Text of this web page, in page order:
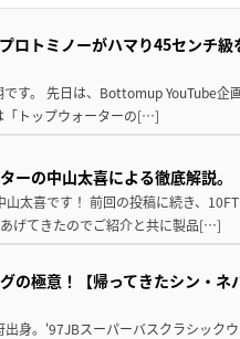
ロトミノーがハマり45センチ級
す。 先日は、Bottomup YouTube企
「トップウォーターの[…]
ーの中山太喜による徹底解説。
太喜です！ 前回の投稿に続き、
げてきたのでご紹介と共に製品[…]
の極意！【帰ってきたシン・ネ
身。'97JBスーパーバスクラシック